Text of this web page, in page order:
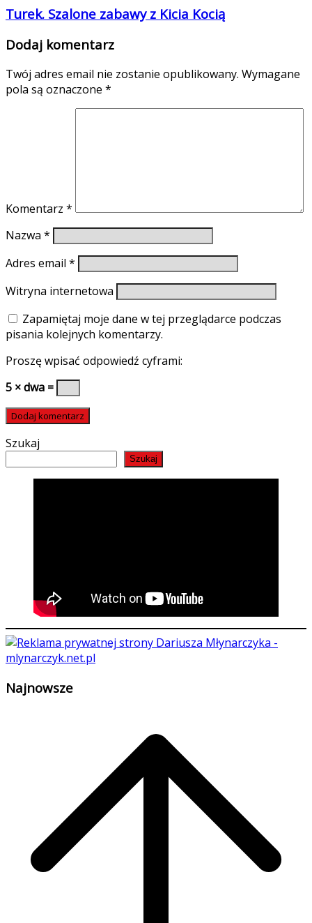
Turek. Szalone zabawy z Kicia Kocią
Dodaj komentarz
Twój adres email nie zostanie opublikowany. Wymagane
pola są oznaczone *
Komentarz *
Nazwa *
Adres email *
Witryna internetowa
Zapamiętaj moje dane w tej przeglądarce podczas
pisania kolejnych komentarzy.
Proszę wpisać odpowiedź cyframi:
5 × dwa =
Szukaj
Szukaj
Najnowsze